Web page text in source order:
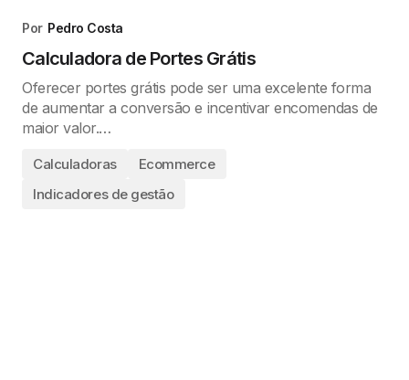
Por Pedro Costa
Calculadora de Portes Grátis
Oferecer portes grátis pode ser uma excelente forma
de aumentar a conversão e incentivar encomendas de
maior valor.…
Calculadoras
Ecommerce
Indicadores de gestão